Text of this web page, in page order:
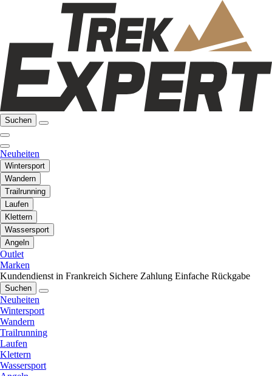
Suchen
Neuheiten
Wintersport
Wandern
Trailrunning
Laufen
Klettern
Wassersport
Angeln
Outlet
Marken
Kundendienst in Frankreich Sichere Zahlung Einfache Rückgabe
Suchen
Neuheiten
Wintersport
Wandern
Trailrunning
Laufen
Klettern
Wassersport